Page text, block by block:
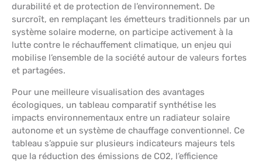
durabilité et de protection de l’environnement. De
surcroît, en remplaçant les émetteurs traditionnels par un
système solaire moderne, on participe activement à la
lutte contre le réchauffement climatique, un enjeu qui
mobilise l’ensemble de la société autour de valeurs fortes
et partagées.
Pour une meilleure visualisation des avantages
écologiques, un tableau comparatif synthétise les
impacts environnementaux entre un radiateur solaire
autonome et un système de chauffage conventionnel. Ce
tableau s’appuie sur plusieurs indicateurs majeurs tels
que la réduction des émissions de CO2, l’efficience